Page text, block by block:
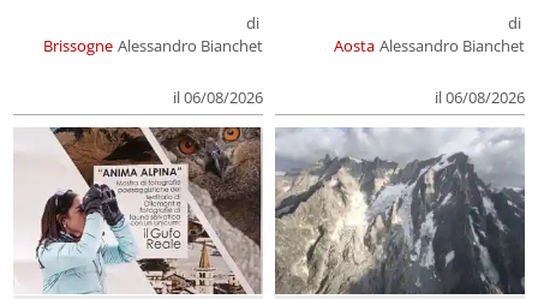
Brissogne
di
Alessandro Bianchet
il 06/08/2026
Aosta
di
Alessandro Bianchet
il 06/08/2026